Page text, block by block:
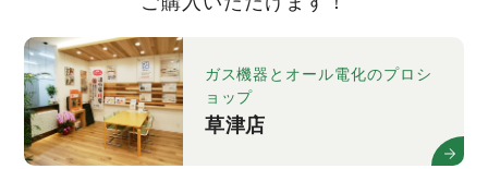
ガス機器とオール電化のプロシ
ョップ
草津店